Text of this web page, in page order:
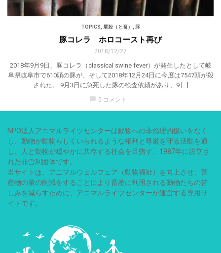
TOPICS 屠殺（と畜） 豚
豚コレラ ホロコースト再び
2018/12/27
2018年9月9日、豚コレラ（classical swine fever）が発生したとして岐
阜県岐阜市で610頭の豚が、そして2018年12月24日に今度は7547頭が殺
された。 9月3日に急死した豚の検査依頼があり、9 […]
0 コメント
NPO法人アニマルライツセンターは動物への非倫理的扱いをなく
し、動物が動物らしくいられるような権利と尊厳を守る活動を通
し、人と動物が穏やかに共存する社会を目指す、1987年に設立さ
れた非営利団体です。
当サイトは、アニマルウェルフェア（動物福祉）を向上させ、畜
産物の量の削減をすることにより畜産に利用される動物たちの苦
しみを減らすために、アニマルライツセンターが運営する専用サ
イトです。